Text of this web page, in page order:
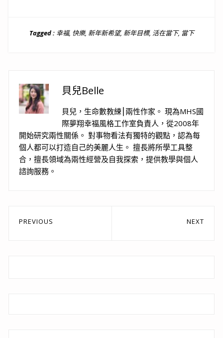
Tagged : 幸福, 快樂, 新年新希望, 新年目標, 活在當下, 當下
貝兒Belle
貝兒，生命數教練⎮兩性作家。 現為MHS國
際夢翔幸福風格工作室負責人，從2008年
開始研究兩性關係。 對事物看法有獨特的觀點，認為每
個人都可以打造自己的美麗人生。 擅長將所學工具整
合，擅長領域為兩性經營及自我探索，提供教學與個人
諮詢服務。
文
PREVIOUS NEXT